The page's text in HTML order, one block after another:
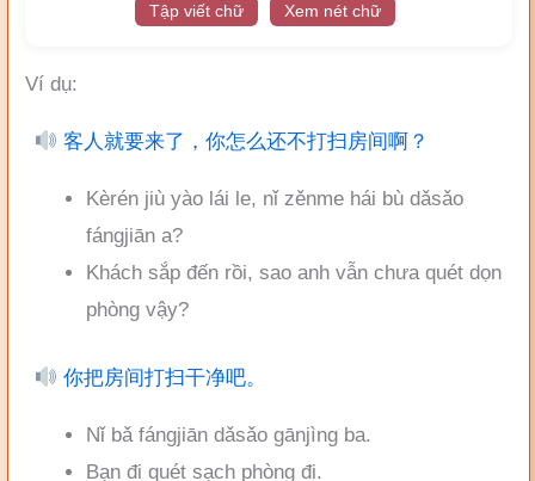
Tập viết chữ Xem nét chữ
Ví dụ:
客人就要来了，你怎么还不打扫房间啊？
Kèrén jiù yào lái le, nǐ zěnme hái bù dǎsǎo
fángjiān a?
Khách sắp đến rồi, sao anh vẫn chưa quét dọn
phòng vậy?
你把房间打扫干净吧。
Nǐ bǎ fángjiān dǎsǎo gānjìng ba.
Bạn đi quét sạch phòng đi.